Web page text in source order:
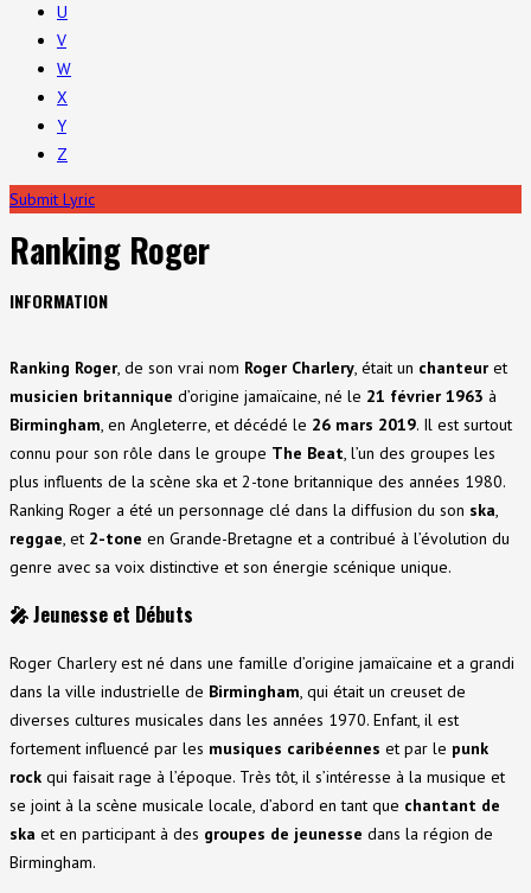
U
V
W
X
Y
Z
Submit Lyric
Ranking Roger
INFORMATION
Ranking Roger, de son vrai nom Roger Charlery, était un chanteur et
musicien britannique d’origine jamaïcaine, né le 21 février 1963 à
Birmingham, en Angleterre, et décédé le 26 mars 2019. Il est surtout
connu pour son rôle dans le groupe The Beat, l’un des groupes les
plus influents de la scène ska et 2-tone britannique des années 1980.
Ranking Roger a été un personnage clé dans la diffusion du son ska,
reggae, et 2-tone en Grande-Bretagne et a contribué à l’évolution du
genre avec sa voix distinctive et son énergie scénique unique.
🎤Jeunesse et Débuts
Roger Charlery est né dans une famille d’origine jamaïcaine et a grandi
dans la ville industrielle de Birmingham, qui était un creuset de
diverses cultures musicales dans les années 1970. Enfant, il est
fortement influencé par les musiques caribéennes et par le punk
rock qui faisait rage à l’époque. Très tôt, il s’intéresse à la musique et
se joint à la scène musicale locale, d’abord en tant que chantant de
ska et en participant à des groupes de jeunesse dans la région de
Birmingham.